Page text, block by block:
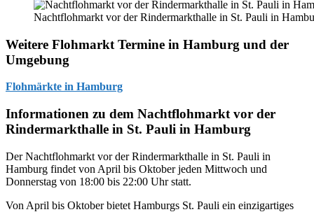
Nachtflohmarkt vor der Rindermarkthalle in St. Pauli in
Weitere Flohmarkt Termine in Hamburg und der
Umgebung
Flohmärkte in Hamburg
Informationen zu dem Nachtflohmarkt vor der
Rindermarkthalle in St. Pauli in Hamburg
Der Nachtflohmarkt vor der Rindermarkthalle in St. Pauli in
Hamburg findet von April bis Oktober jeden Mittwoch und
Donnerstag von 18:00 bis 22:00 Uhr statt.
Von April bis Oktober bietet Hamburgs St. Pauli ein einzigartiges